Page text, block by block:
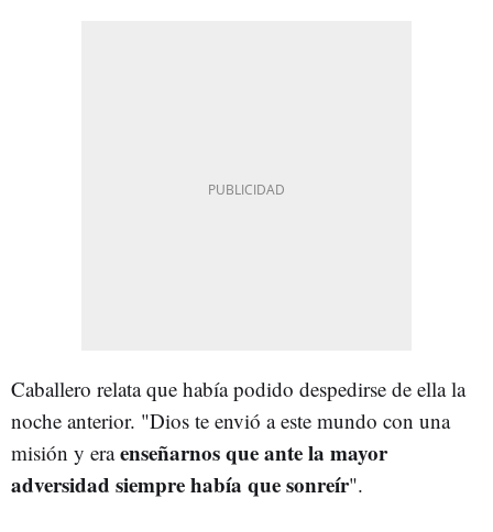
Caballero relata que había podido despedirse de ella la
noche anterior. "Dios te envió a este mundo con una
misión y eraenseñarnos que ante la mayor
adversidad siempre había que sonreír".